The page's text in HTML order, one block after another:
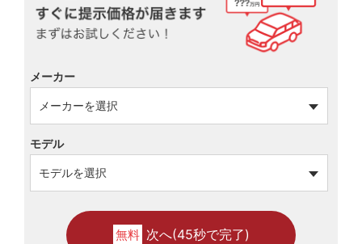
メーカー
モデル
無料 次へ(45秒で完了)